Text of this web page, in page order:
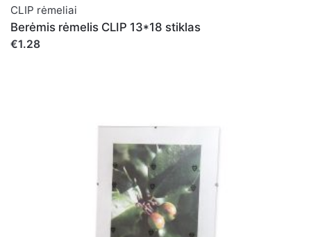
CLIP rėmeliai
Berėmis rėmelis CLIP 13*18 stiklas
€1.28